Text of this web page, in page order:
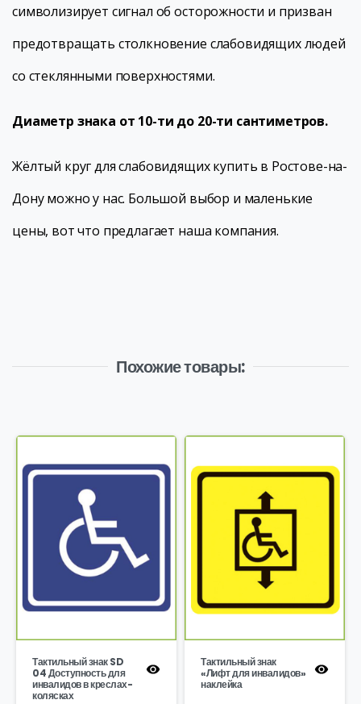
символизирует сигнал об осторожности и призван
предотвращать столкновение слабовидящих людей
со стеклянными поверхностями.
Диаметр знака от 10-ти до 20-ти сантиметров.
Жёлтый круг для слабовидящих купить в Ростове-на-
Дону можно у нас. Большой выбор и маленькие
цены, вот что предлагает наша компания.
Похожие товары:
Тактильный знак SD
04 Доступность для
инвалидов в креслах-
колясках
Тактильный знак
«Лифт для инвалидов»
наклейка